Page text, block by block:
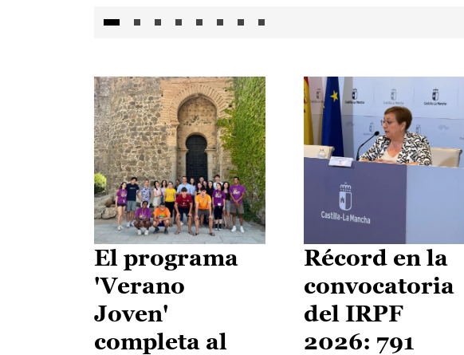
El programa
'Verano
Joven'
completa al
Récord en la
convocatoria
del IRPF
2026: 791